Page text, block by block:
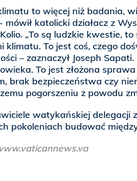
to więcej niż badania,
mówił katolicki działacz z
„To są ludzkie kwestie,
klimatu. To jest coś, czego
– zaznaczył Joseph
To jest złożona
brak bezpieczeństwa czy
pogorszeniu z powodu
watykańskiej delegacji
pokoleniach budować